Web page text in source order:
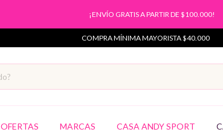
¡ENVÍO GRATIS A PARTIR DE $100.000!
COMPRA MÍNIMA MAYORISTA $40.000 4
OFERTAS MARCAS CASA ANDY SPORT